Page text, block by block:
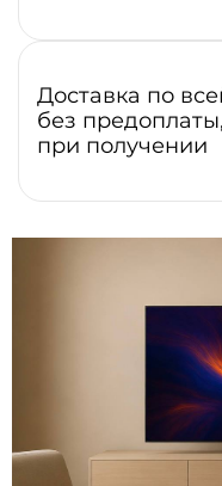
Доставка по
без
при получении